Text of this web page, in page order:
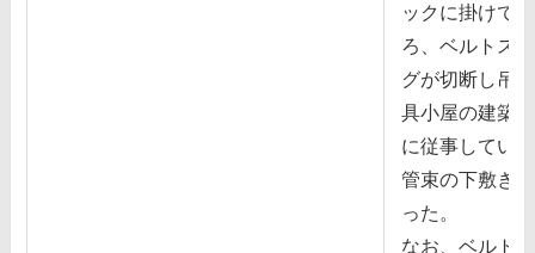
ックに掛けて
ろ、ベルトス
グが切断し吊
具⼩屋の建築
に従事してい
管束の下敷き
った。
なお、ベルト